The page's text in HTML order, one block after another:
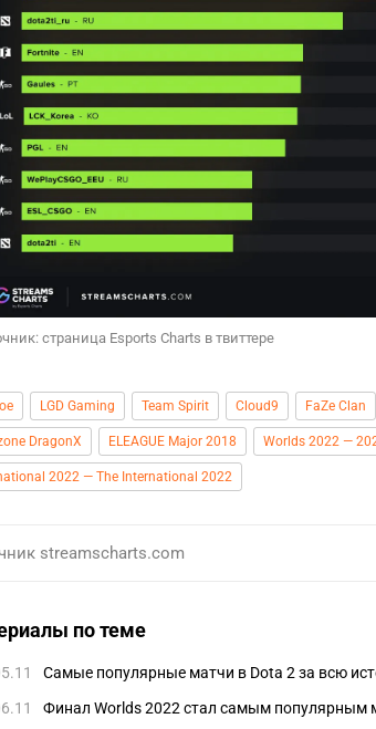
страница Esports Charts в твиттере
LGD Gaming Team Spirit Cloud9 FaZe Clan
DragonX ELEAGUE Major 2018 Worlds 2022 —
2022 — The International 2022
streamscharts.com
по теме
Самые популярные матчи в Dota 2 за всю
Финал Worlds 2022 стал самым популярным
ПЕРЕЙТИ